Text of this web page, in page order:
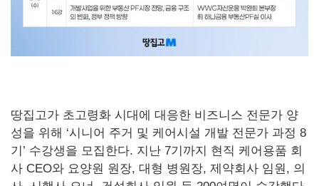
땅집고가 초고령화 시대에 대응한 비즈니스 전문가 양
성을 위해 ‘시니어 주거 및 케어시설 개발 전문가 과정 8
기’ 수강생을 모집한다. 지난 7기까지 현직 케어용품 회
사 CEO와 요양원 원장, 대형 병원장, 제약회사 임원, 의